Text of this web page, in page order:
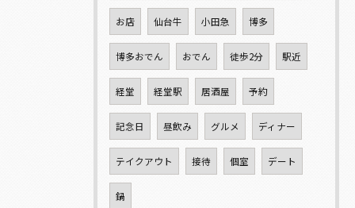
お店 仙台牛 小田急 博多
博多おでん おでん 徒歩2分 駅近
経堂 経堂駅 居酒屋 予約
記念日 昼飲み グルメ ディナー
テイクアウト 接待 個室 デート
鍋